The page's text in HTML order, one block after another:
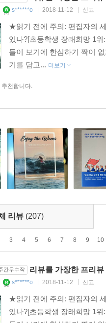
청소년기를 보낸 70~80년
90년대생들을 별도로 묶어
동안 그들의 무대가 될 것이
크협회 사무총장
이야기하는 글은 많다. 그리
기업의 교육 담당자와 마케
Transformation
s******o 2018-11-12 신고
★읽기 전에 주의: 편집자의
있나?[초등학생 장래희망 1
들이 보기에 한심하기 짝이
기를 담고... 더보기
추천합니다.
리뷰 (207)
3 4 5 6 7 8 9 10
간우수작 리뷰를 가장한 프리
s******o 2018-11-12 신고
★읽기 전에 주의: 편집자의
있나?[초등학생 장래희망 1